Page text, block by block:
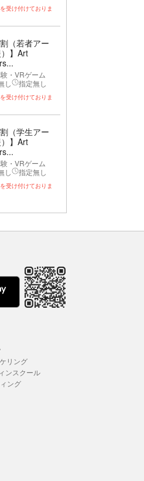
受け付けておりま
割（若者アー
）】Art
・VRゲーム
し
指定無し
受け付けておりま
割（学生アー
）】Art
・VRゲーム
し
指定無し
受け付けておりま
リング
ンスクール
ング